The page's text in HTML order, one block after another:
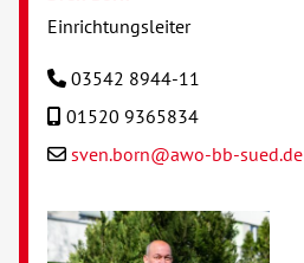
Einrichtungsleiter
03542 8944-11
01520 9365834
sven.born@awo-bb-sued.de